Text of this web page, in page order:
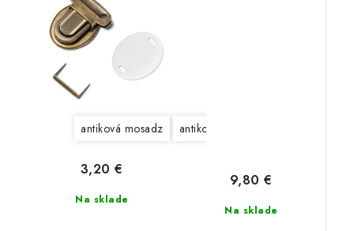
antiková mosadz antikové striebro
Na sklade
3,20 €
Na sklade
9,80 €